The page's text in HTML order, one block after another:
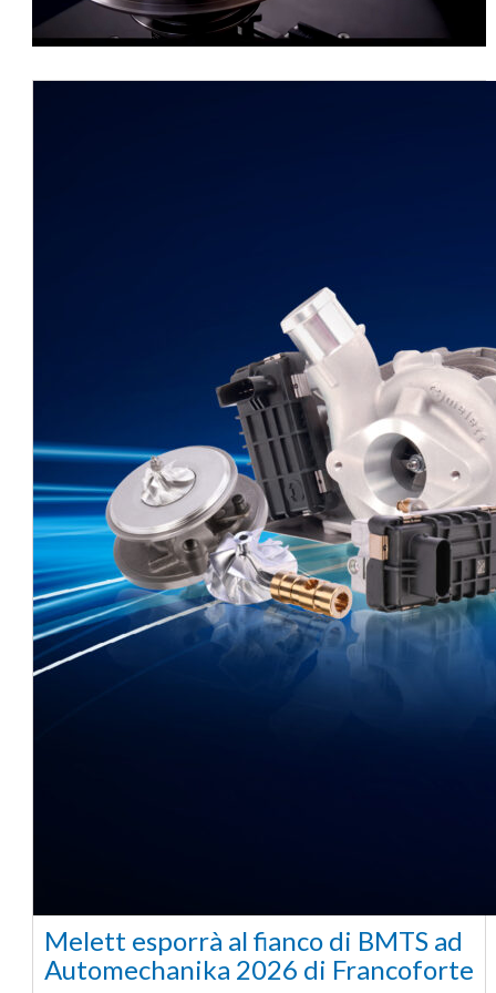
Melett esporrà al fianco di BMTS ad
Automechanika 2026 di Francoforte